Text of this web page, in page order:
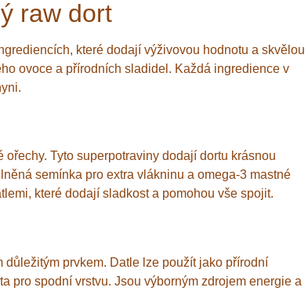
raw dort
které dodají výživovou hodnotu a skvělou
ovoce a přírodních sladidel. Každá ingredience v
Tyto superpotraviny dodají dortu krásnou
semínka pro extra vlákninu a omega-3 mastné
které dodají sladkost a pomohou vše spojit.
prvkem. Datle lze použít jako přírodní
pro spodní vrstvu. Jsou výborným zdrojem energie a